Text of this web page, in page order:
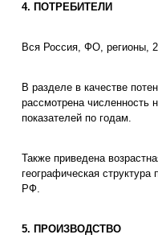
4. ПОТРЕБИТЕЛИ
Вся Россия, ФО, регионы,
В разделе в качестве
рассмотрена численность
показателей по годам.
Также приведена
географическая
РФ.
5. ПРОИЗВОДСТВО